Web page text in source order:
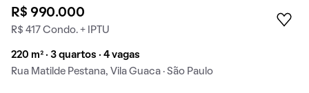
R$ 990.000
R$ 417 Condo. + IPTU
220 m² · 3 quartos · 4 vagas
Rua Matilde Pestana, Vila Guaca · São Paulo